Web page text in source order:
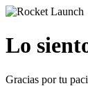
Lo
Gracias por tu